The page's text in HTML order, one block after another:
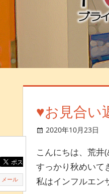
♥お見合い
2020年10月23日
メール
こんにちは、荒井(
すっかり秋めいて
私はインフルエン